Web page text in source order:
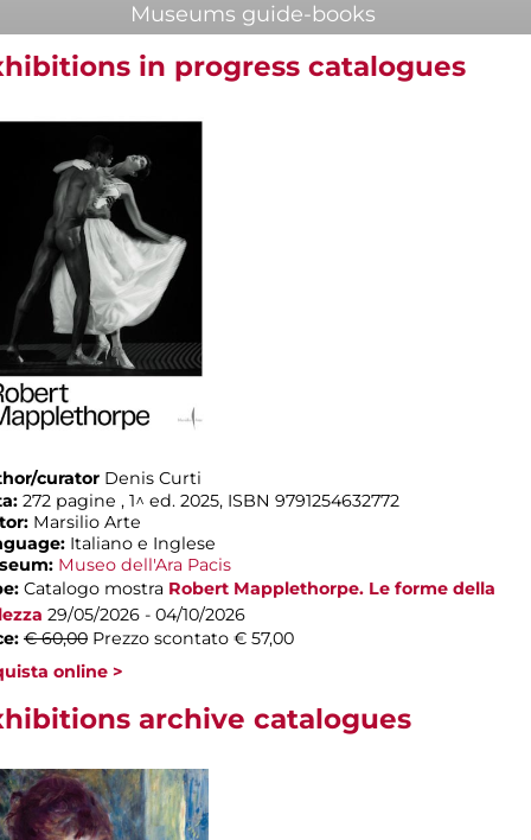
Museums guide-books
in progress catalogues
curator Denis Curti
272 pagine , 1^ ed. 2025, ISBN 9791254632772
Marsilio Arte
Italiano e Inglese
Museo dell'Ara Pacis
Catalogo mostra Robert Mapplethorpe. Le forme della
29/05/2026 - 04/10/2026
€ 60,00 Prezzo scontato € 57,00
online >
archive catalogues